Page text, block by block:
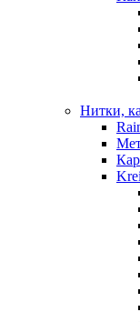
Нитки,